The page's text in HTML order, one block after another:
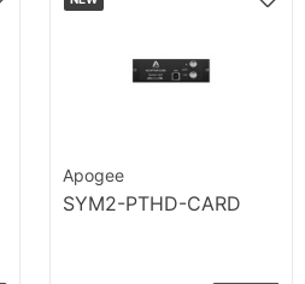
Apogee
SYM2-PTHD-CARD